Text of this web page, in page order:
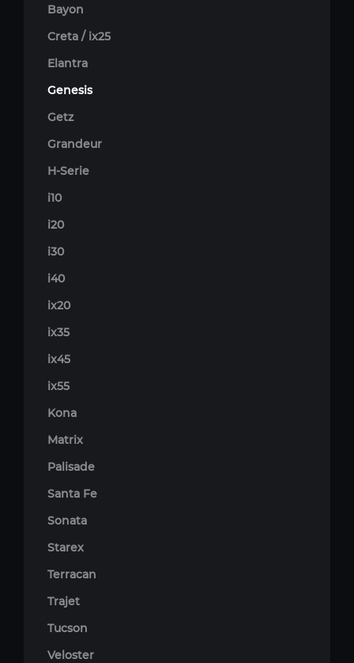
Bayon
Creta / ix25
Elantra
Genesis
Getz
Grandeur
H-Serie
i10
i20
i30
i40
ix20
ix35
ix45
ix55
Kona
Matrix
Palisade
Santa Fe
Sonata
Starex
Terracan
Trajet
Tucson
Veloster